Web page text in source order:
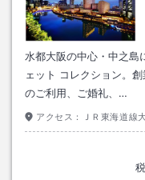
水都大阪の中心・中之島
ェット コレクション。
のご利用、ご婚礼、…
アクセス： ＪＲ東海道